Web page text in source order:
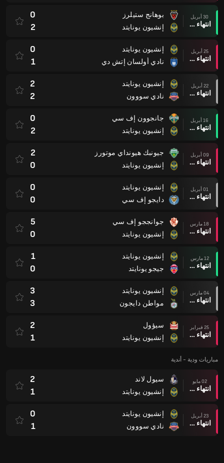
30 أبريل
انتهاء وقت المباراة
بوهانج ستيلرز
إنشيون يونايتد
0
2
25 أبريل
انتهاء وقت المباراة
إنشيون يونايتد
نادي أولسان إتش دي
0
1
22 أبريل
انتهاء وقت المباراة
إنشيون يونايتد
نادي سووون
2
2
16 أبريل
انتهاء وقت المباراة
جانجوون إف سي
إنشيون يونايتد
0
2
09 أبريل
انتهاء وقت المباراة
جيونبك هيونداي موتورز
إنشيون يونايتد
2
0
01 أبريل
انتهاء وقت المباراة
إنشيون يونايتد
دايجو إف سي
0
0
18 مارس
انتهاء وقت المباراة
جوانججو إف سي
إنشيون يونايتد
5
0
12 مارس
انتهاء وقت المباراة
إنشيون يونايتد
جيجو يونايتد
1
0
04 مارس
انتهاء وقت المباراة
إنشيون يونايتد
مواطن دايجون
3
3
25 فبراير
انتهاء وقت المباراة
سيؤول
إنشيون يونايتد
2
1
مباريات ودية - أندية
02 مايو
انتهاء وقت المباراة
سيول لاند
إنشيون يونايتد
2
1
23 أبريل
انتهاء وقت المباراة
إنشيون يونايتد
نادي سووون
0
1